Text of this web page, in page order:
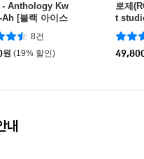
- Anthology Kw
[블랙 아이스
8건
원 (19% 할인)
로제
t
inyl
ion
내